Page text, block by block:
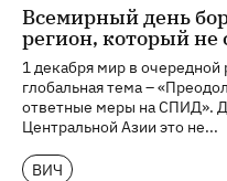
Всемирный день
регион, который не
1 декабря мир в очередной
глобальная тема –
ответные меры на СПИД».
Центральной Азии это не...
ВИЧ